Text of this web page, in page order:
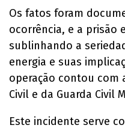
Os fatos foram
ocorrência, e a prisão
sublinhando a
energia e suas
operação contou com
Civil e da Guarda Civil
Este incidente serve